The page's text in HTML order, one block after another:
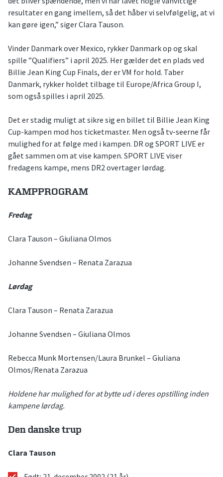
resultater en gang imellem, så det håber vi selvfølgelig, at vi
kan gøre igen,” siger Clara Tauson.
Vinder Danmark over Mexico, rykker Danmark op og skal
spille ”Qualifiers” i april 2025. Her gælder det en plads ved
Billie Jean King Cup Finals, der er VM for hold. Taber
Danmark, rykker holdet tilbage til Europe/Africa Group I,
som også spilles i april 2025.
Det er stadig muligt at sikre sig en billet til Billie Jean King
Cup-kampen mod hos ticketmaster. Men også tv-seerne får
mulighed for at følge med i kampen. DR og SPORT LIVE er
gået sammen om at vise kampen. SPORT LIVE viser
fredagens kampe, mens DR2 overtager lørdag.
KAMPPROGRAM
Fredag
Clara Tauson – Giuliana Olmos
Johanne Svendsen – Renata Zarazua
Lørdag
Clara Tauson – Renata Zarazua
Johanne Svendsen – Giuliana Olmos
Rebecca Munk Mortensen/Laura Brunkel – Giuliana
Olmos/Renata Zarazua
Holdene har mulighed for at bytte ud i deres opstilling inden
kampene lørdag.
Den danske trup
Clara Tauson